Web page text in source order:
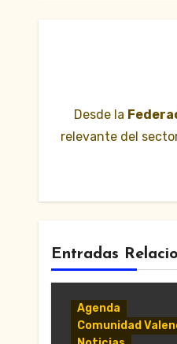
Desde la
relevante del
Entradas
Agenda
Comunidad